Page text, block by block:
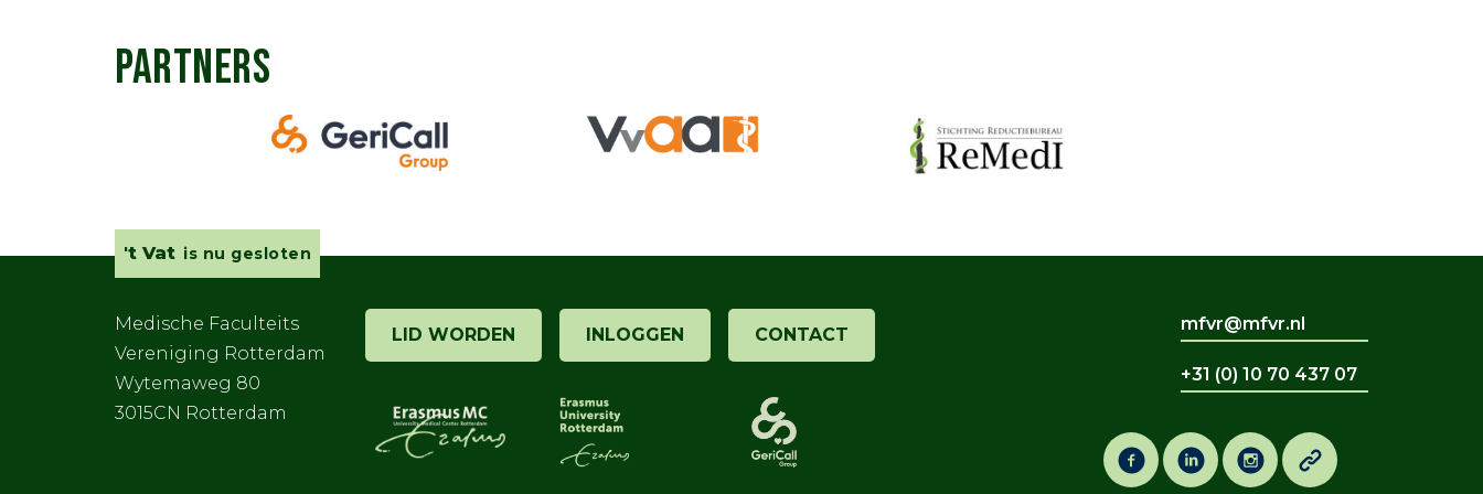
PARTNERS
't Vat is nu gesloten
Medische Faculteits
Vereniging Rotterdam
Wytemaweg 80
3015CN Rotterdam
LID WORDEN INLOGGEN CONTACT
mfvr@mfvr.nl
+31 (0) 10 70 437 07